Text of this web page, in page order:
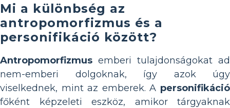
Mi a különbség az
antropomorfizmus és a
personifikáció között?
Antropomorfizmus emberi tulajdonságokat ad
nem-emberi dolgoknak, így azok úgy
viselkednek, mint az emberek. A personifikáció
főként képzeleti eszköz, amikor tárgyaknak